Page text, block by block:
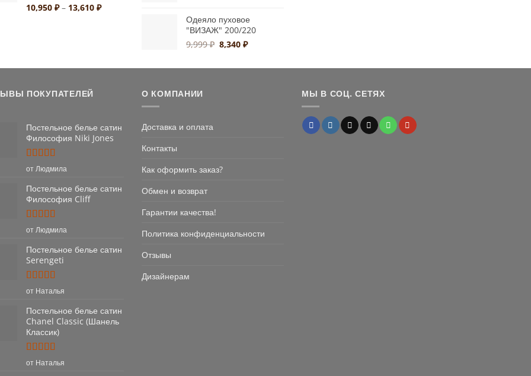
10,950 ₽ – 13,610 ₽Диапазон
Одеяло пуховое
"ВИЗАЖ" 200/220
9,999₽ Первоначальная
составляла
8,340₽Текущая
8,340 ₽.
ПОКУПАТЕЛЕЙ
Постельное белье сатин
Философия Niki Jones
Оценка5
от Людмила
Постельное белье сатин
Философия Cliff
Оценка5
от Людмила
Постельное белье сатин
Serengeti
Оценка5
от Наталья
Постельное белье сатин
Chanel Classic (Шанель
Классик)
Оценка5
от Наталья
О КОМПАНИИ
Доставка и оплата
Контакты
Как оформить заказ?
Обмен и возврат
Гарантии качества!
Политика конфиденциальности
Отзывы
Дизайнерам
МЫ В СОЦ. СЕТЯХ